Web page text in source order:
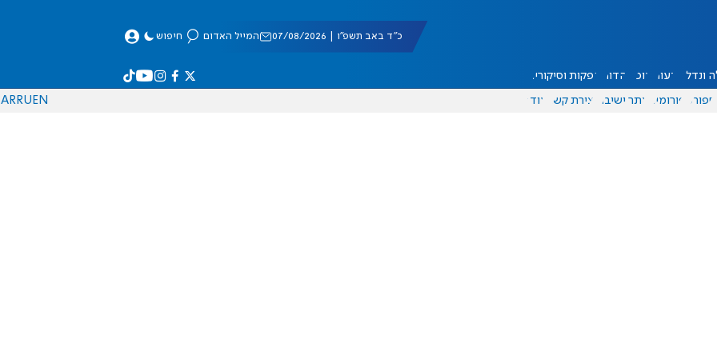
כ"ד באב תשפ"ו | 07/08/2026 המייל האדום חיפוש
ונדל"ן דעות אוכל יהדות הפקות וסיקורים
ספורט פורומים אתר ישיבה יצירת קשר עוד EN
RU
AR